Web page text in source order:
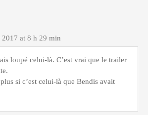
at 8 h 29 min
loupé celui-là. C’est vrai que le trailer
si c’est celui-là que Bendis avait